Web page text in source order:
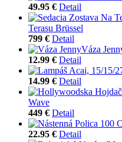
49.95 € Detail
Terasu Brüssel
799 € Detail
Váza
12.99 € Detail
14.99 € Detail
Wave
449 € Detail
22.95 € Detail